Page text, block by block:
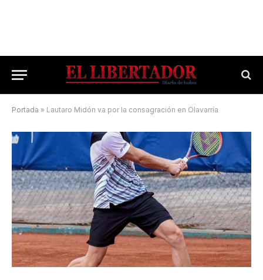
Portada » Lautaro Midón va por la consagración en Olavarría